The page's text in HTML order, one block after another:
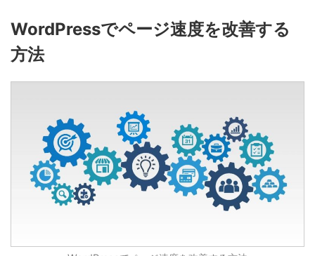
WordPressでページ速度を改善する
方法